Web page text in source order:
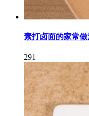
素打卤面的家常
291